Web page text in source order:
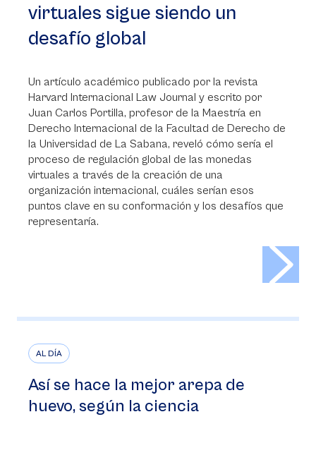
virtuales sigue siendo un
desafío global
Un artículo académico publicado por la revista
Harvard Internacional Law Journal y escrito por
Juan Carlos Portilla, profesor de la Maestría en
Derecho Internacional de la Facultad de Derecho de
la Universidad de La Sabana, reveló cómo sería el
proceso de regulación global de las monedas
virtuales a través de la creación de una
organización internacional, cuáles serían esos
puntos clave en su conformación y los desafíos que
representaría.
AL DÍA
Así se hace la mejor arepa de
huevo, según la ciencia